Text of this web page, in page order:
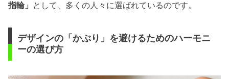
指輪」
として、多くの人々に選ばれているのです。
デザインの「かぶり」を避けるためのハーモニ
ーの選び方